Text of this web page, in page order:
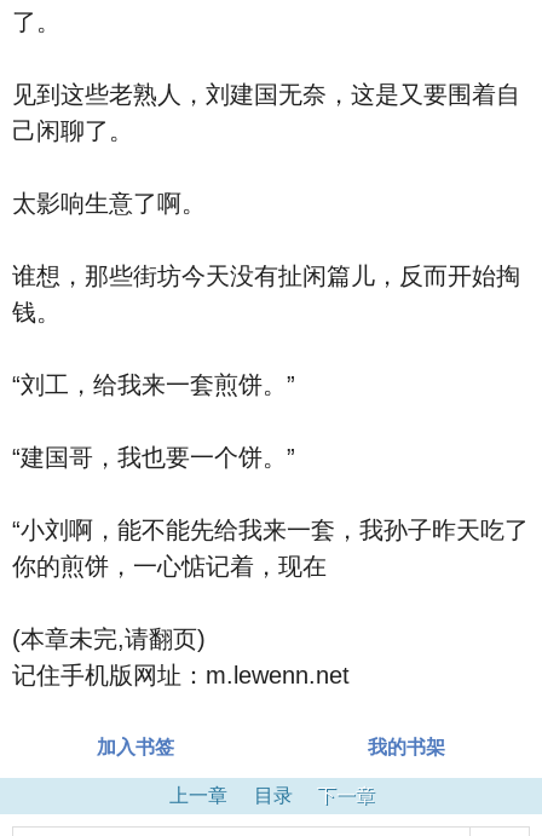
了。
见到这些老熟人，刘建国无奈，这是又要围着自
己闲聊了。
太影响生意了啊。
谁想，那些街坊今天没有扯闲篇儿，反而开始掏
钱。
“刘工，给我来一套煎饼。”
“建国哥，我也要一个饼。”
“小刘啊，能不能先给我来一套，我孙子昨天吃了
你的煎饼，一心惦记着，现在
(本章未完,请翻页)
记住手机版网址：m.lewenn.net
加入书签 我的书架
上一章 目录 下一章